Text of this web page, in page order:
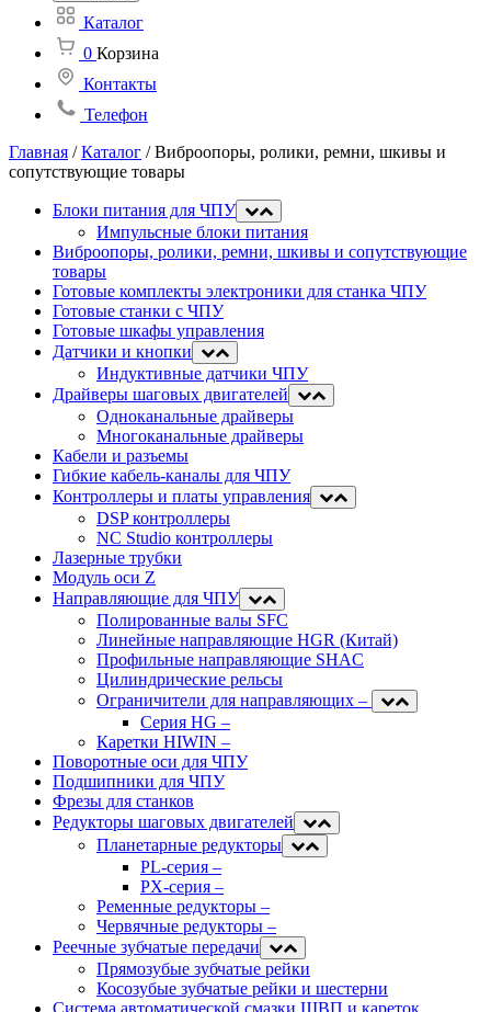
Каталог
0 Корзина
Контакты
Телефон
Главная /Каталог /Виброопоры, ролики, ремни, шкивы и
сопутствующие товары
Блоки питания для ЧПУ
Импульсные блоки питания
Виброопоры, ролики, ремни, шкивы и сопутствующие
товары
Готовые комплекты электроники для станка ЧПУ
Готовые станки с ЧПУ
Готовые шкафы управления
Датчики и кнопки
Индуктивные датчики ЧПУ
Драйверы шаговых двигателей
Одноканальные драйверы
Многоканальные драйверы
Кабели и разъемы
Гибкие кабель-каналы для ЧПУ
Контроллеры и платы управления
DSP контроллеры
NC Studio контроллеры
Лазерные трубки
Модуль оси Z
Направляющие для ЧПУ
Полированные валы SFC
Линейные направляющие HGR (Китай)
Профильные направляющие SHAC
Цилиндрические рельсы
Ограничители для направляющих –
Серия HG –
Каретки HIWIN –
Поворотные оси для ЧПУ
Подшипники для ЧПУ
Фрезы для станков
Редукторы шаговых двигателей
Планетарные редукторы
PL-серия –
PX-серия –
Ременные редукторы –
Червячные редукторы –
Реечные зубчатые передачи
Прямозубые зубчатые рейки
Косозубые зубчатые рейки и шестерни
Система автоматической смазки ШВП и кареток